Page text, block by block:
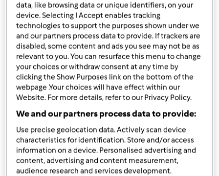
Partilhar receita
Criar uma variante
Ingredientes
Pão de Queijo
120gramaqueijo parmesão,cortado em
pedaços
200gramaleite
100gramaóleo
data, like browsing data or unique identifiers, on your
device. Selecting I Accept enables tracking
technologies to support the purposes shown under we
and our partners process data to provide. If trackers are
disabled, some content and ads you see may not be as
relevant to you. You can resurface this menu to change
your choices or withdraw consent at any time by
clicking the Show Purposes link on the bottom of the
webpage .Your choices will have effect within our
Website. For more details, refer to our Privacy Policy.
We and our partners process data to provide:
Use precise geolocation data. Actively scan device
characteristics for identification. Store and/or access
information on a device. Personalised advertising and
content, advertising and content measurement,
audience research and services development.